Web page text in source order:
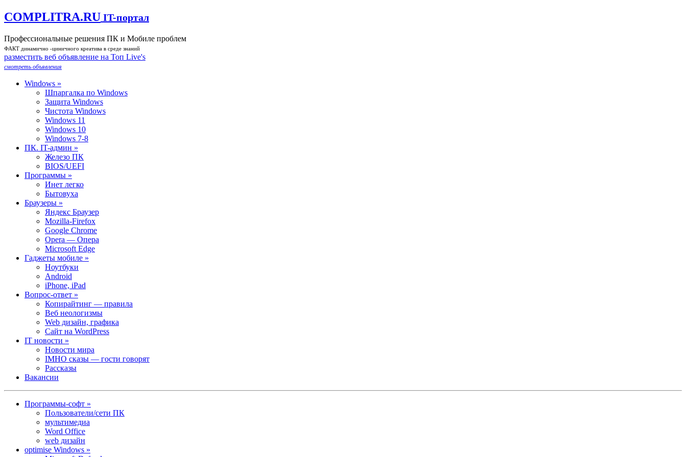
COMPLITRA.RU IT-портал
Профессиональные решения ПК и Мобиле проблем
ФАКТ динамично -циничного креатива в среде знаний
разместить веб объявление на Toп Live's
смотреть объявления
Windows »
Шпаргалка по Windows
Защита Windows
Чистота Windows
Windows 11
Windows 10
Windows 7-8
ПК. IT-админ »
Железо ПК
BIOS/UEFI
Программы »
Инет легко
Бытовуха
Браузеры »
Яндекс Браузер
Mozilla-Firefox
Google Chrome
Opera — Опера
Microsoft Edge
Гаджеты мобиле »
Ноутбуки
Android
iPhone, iPad
Вопрос-ответ »
Копирайтинг — правила
Веб неологизмы
Web дизайн, графика
Сайт на WordPress
IT новости »
Новости мира
IMHO сказы — гости говорят
Рассказы
Вакансии
Программы-софт »
Пользователи/сети ПК
мультимедиа
Word Office
web дизайн
optimise Windows »